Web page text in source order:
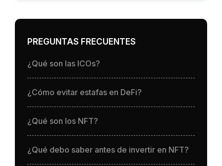
PREGUNTAS FRECUENTES
¿Qué son las ICOs?
¿Cómo evitar estafas en DeFi?
¿Qué son los NFT?
¿Qué debo saber antes de invertir en NFT?